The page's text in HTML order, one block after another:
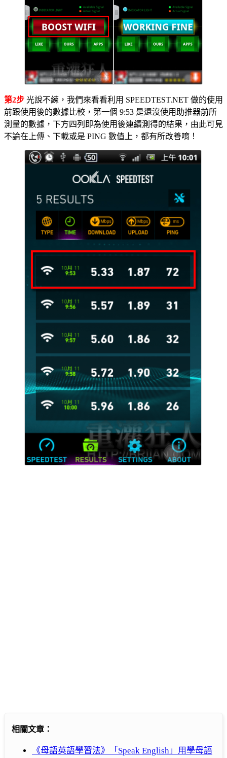
第2步 光說不練，我們來看看利用 SPEEDTEST.NET 做的使用
前跟使用後的數據比較，第一個 9:53 是還沒使用助推器前所
測量的數據，下方四列即為使用後連續測得的結果，由此可見
不論在上傳、下載或是 PING 數值上，都有所改善唷！
相關文章：
《母語英語學習法》「Speak English」用學母語